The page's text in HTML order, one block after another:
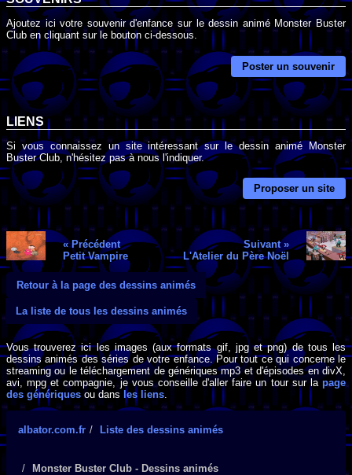
Ajoutez ici votre souvenir d'enfance sur le dessin animé Monster Buster
Club en cliquant sur le bouton ci-dessous.
Poster un souvenir
LIENS
Si vous connaissez un site intéressant sur le dessin animé Monster
Buster Club, n'hésitez pas à nous l'indiquer.
Proposer un site
« Précédent
Petit Vampire
Suivant »
L'Atelier du Père Noël
Retour à la page des dessins animés
La liste de tous les dessins animés
Vous trouverez ici les images (aux formats gif, jpg et png) de tous les
dessins animés des séries de votre enfance. Pour tout ce qui concerne le
streaming ou le téléchargement de génériques mp3 et d'épisodes en divX,
avi, mpg et compagnie, je vous conseille d'aller faire un tour sur lapage
des génériques ou dans les liens
albator.com.fr Liste des dessins animés
Monster Buster Club - Dessins animés